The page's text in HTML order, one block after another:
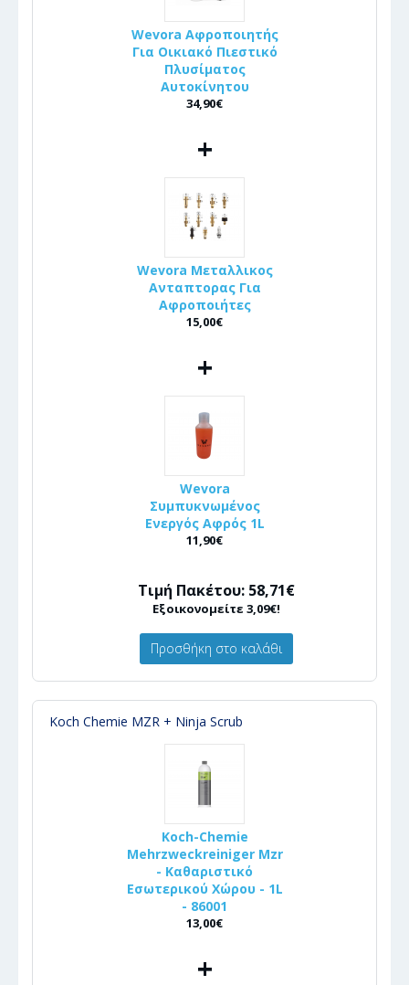
Wevora Αφροποιητής
Για Οικιακό Πιεστικό
Πλυσίματος
Αυτοκίνητου
34,90€
+
Wevora Μεταλλικος
Ανταπτορας Για
Αφροποιήτες
15,00€
+
Wevora
Συμπυκνωμένος
Ενεργός Αφρός 1L
11,90€
Τιμή Πακέτου: 58,71€
Εξοικονομείτε 3,09€!
Προσθήκη στο καλάθι
Koch Chemie MZR + Ninja Scrub
Koch-Chemie
Mehrzweckreiniger Mzr
- Καθαριστικό
Εσωτερικού Χώρου - 1L
- 86001
13,00€
+